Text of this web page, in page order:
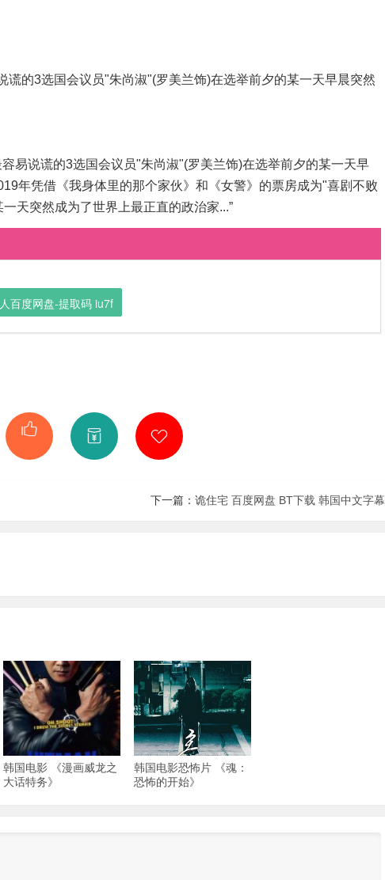
的3选国会议员"朱尚淑"(罗美兰饰)在选举前夕的某一天早晨突然
说谎的3选国会议员"朱尚淑"(罗美兰饰)在选举前夕的某一天早
年凭借《我身体里的那个家伙》和《女警》的票房成为"喜剧不败
天突然成为了世界上最正直的政治家...”
百度网盘-提取码 iu7f
下一篇： 诡住宅 百度网盘 BT下载 韩国中文字幕
韩国电影 《漫画威龙之
大话特务》
韩国电影恐怖片 《魂：
恐怖的开始》